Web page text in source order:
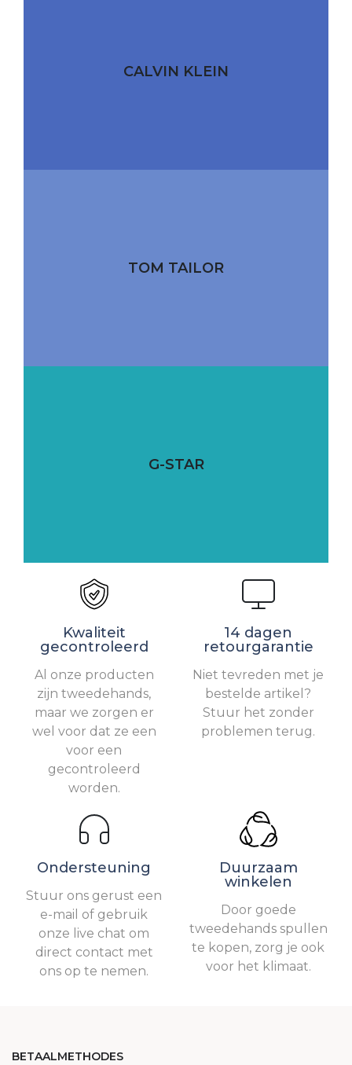
CALVIN KLEIN
TOM TAILOR
G-STAR
Kwaliteit
gecontroleerd
Al onze producten
zijn tweedehands,
maar we zorgen er
wel voor dat ze een
voor een
gecontroleerd
worden.
14 dagen
retourgarantie
Niet tevreden met je
bestelde artikel?
Stuur het zonder
problemen terug.
Ondersteuning
Stuur ons gerust een
e-mail of gebruik
onze live chat om
direct contact met
ons op te nemen.
Duurzaam
winkelen
Door goede
tweedehands spullen
te kopen, zorg je ook
voor het klimaat.
BETAALMETHODES